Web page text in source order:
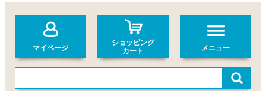
マイページ
ショッピング
カート
メニュー